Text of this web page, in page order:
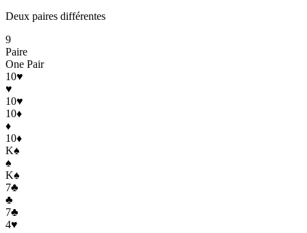
Deux paires différentes
9
Paire
One Pair
10♥
♥
10♥
10♦
♦
10♦
K♠
♠
K♠
7♣
♣
7♣
4♥